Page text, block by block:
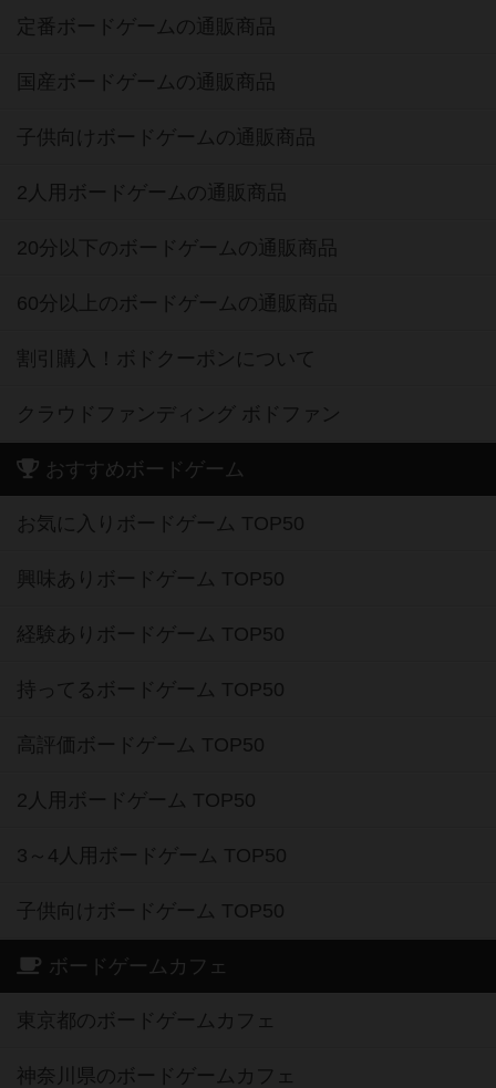
定番ボードゲームの通販商品
国産ボードゲームの通販商品
子供向けボードゲームの通販商品
2人用ボードゲームの通販商品
20分以下のボードゲームの通販商品
60分以上のボードゲームの通販商品
割引購入！ボドクーポンについて
クラウドファンディング ボドファン
おすすめボードゲーム
お気に入りボードゲーム TOP50
興味ありボードゲーム TOP50
経験ありボードゲーム TOP50
持ってるボードゲーム TOP50
高評価ボードゲーム TOP50
2人用ボードゲーム TOP50
3～4人用ボードゲーム TOP50
子供向けボードゲーム TOP50
ボードゲームカフェ
東京都のボードゲームカフェ
神奈川県のボードゲームカフェ